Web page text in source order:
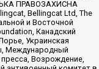
ПРАВОЗАХИСНА
Bellingcat Ltd, The
и Восточной
Канадский
Украинская
Международный
Возрождение,